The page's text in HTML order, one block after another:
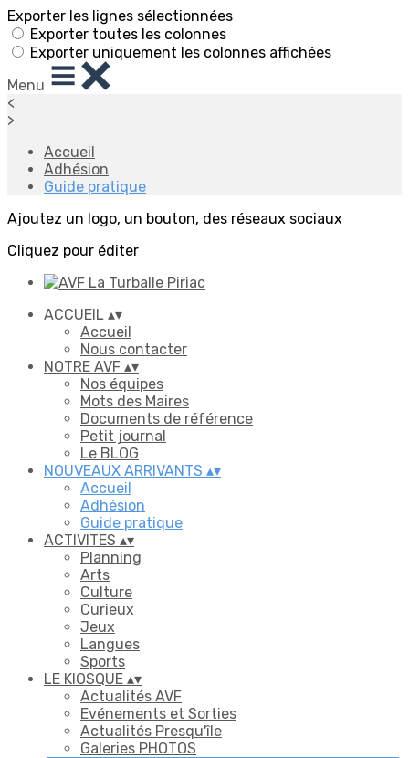
Exporter les lignes sélectionnées
Exporter toutes les colonnes
Exporter uniquement les colonnes affichées
Menu
<
>
Accueil
Adhésion
Guide pratique
Ajoutez un logo, un bouton, des réseaux sociaux
Cliquez pour éditer
ACCUEIL ▴▾
Accueil
Nous contacter
NOTRE AVF ▴▾
Nos équipes
Mots des Maires
Documents de référence
Petit journal
Le BLOG
NOUVEAUX ARRIVANTS ▴▾
Accueil
Adhésion
Guide pratique
ACTIVITES ▴▾
Planning
Arts
Culture
Curieux
Jeux
Langues
Sports
LE KIOSQUE ▴▾
Actualités AVF
Evénements et Sorties
Actualités Presqu'île
Galeries PHOTOS